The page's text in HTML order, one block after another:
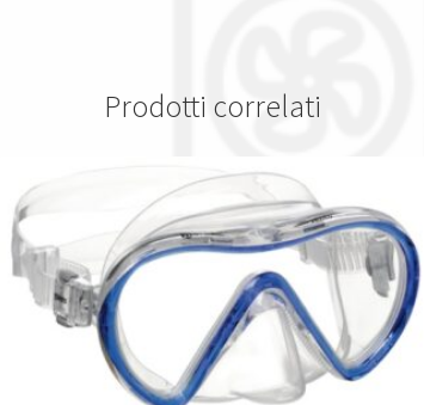
Prodotti correlati